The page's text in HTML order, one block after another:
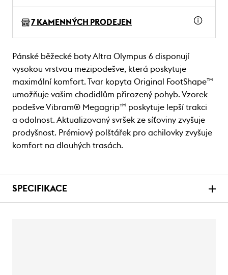
7 KAMENNÝCH PRODEJEN
Pánské běžecké boty Altra Olympus 6 disponují
vysokou vrstvou mezipodešve, která poskytuje
maximální komfort. Tvar kopyta Original FootShape™
umožňuje vašim chodidlům přirozený pohyb. Vzorek
podešve Vibram® Megagrip™ poskytuje lepší trakci
a odolnost. Aktualizovaný svršek ze síťoviny zvyšuje
prodyšnost. Prémiový polštářek pro achilovky zvyšuje
komfort na dlouhých trasách.
SPECIFIKACE